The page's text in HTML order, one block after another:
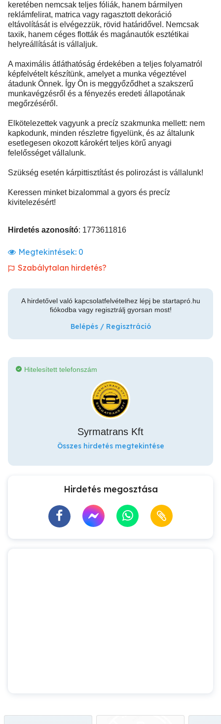
keretében nemcsak teljes fóliák, hanem bármilyen
reklámfelirat, matrica vagy ragasztott dekoráció
eltávolítását is elvégezzük, rövid határidővel. Nemcsak
taxik, hanem céges flották és magánautók esztétikai
helyreállítását is vállaljuk.
A maximális átláthatóság érdekében a teljes folyamatról
képfelvételt készítünk, amelyet a munka végeztével
átadunk Önnek. Így Ön is meggyőződhet a szakszerű
munkavégzésről és a fényezés eredeti állapotának
megőrzéséről.
Elkötelezettek vagyunk a precíz szakmunka mellett: nem
kapkodunk, minden részletre figyelünk, és az általunk
esetlegesen okozott károkért teljes körű anyagi
felelősséget vállalunk.
Szükség esetén kárpittisztítást és polirozást is vállalunk!
Keressen minket bizalommal a gyors és precíz
kivitelezésért!
Hirdetés azonosító: 1773611816
Megtekintések: 0
Szabálytalan hirdetés?
A hirdetővel való kapcsolatfelvételhez lépj be startapró.hu
fiókodba vagy regisztrálj gyorsan most!
Belépés / Regisztráció
Hitelesített telefonszám
Syrmatrans Kft
Összes hirdetés megtekintése
Hirdetés megosztása